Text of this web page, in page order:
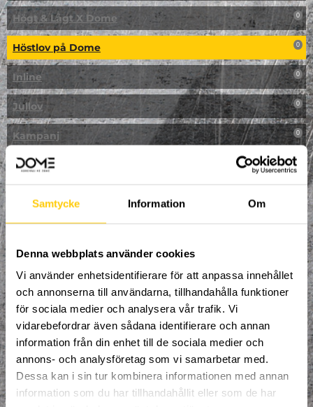
Samtycke Information Om
Denna webbplats använder cookies
Vi använder enhetsidentifierare för att anpassa innehållet
och annonserna till användarna, tillhandahålla funktioner
för sociala medier och analysera vår trafik. Vi
vidarebefordrar även sådana identifierare och annan
information från din enhet till de sociala medier och
annons- och analysföretag som vi samarbetar med.
Dessa kan i sin tur kombinera informationen med annan
information som du har tillhandahållit eller som de har
Högt & Lågt X Dome 0
Höstlov på Dome 0
Inline 0
Jullov 0
Kampanj 0
Kickbike 0
Klättring
LAN
Multisport
Mässa
NPF-Träning
Parkour
Påsk på Dome